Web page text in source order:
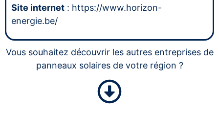
Site internet : https://www.horizon-
energie.be/
Vous souhaitez découvrir les autres entreprises de
panneaux solaires de votre région ?